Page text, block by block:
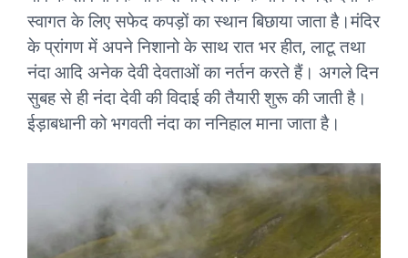
स्वागत के लिए सफेद कपड़ों का स्थान बिछाया जाता है।मंदिर
के प्रांगण में अपने निशानो के साथ रात भर हीत, लाटू तथा
नंदा आदि अनेक देवी देवताओं का नर्तन करते हैं। अगले दिन
सुबह से ही नंदा देवी की विदाई की तैयारी शुरू की जाती है।
ईड़ाबधानी को भगवती नंदा का ननिहाल माना जाता है।